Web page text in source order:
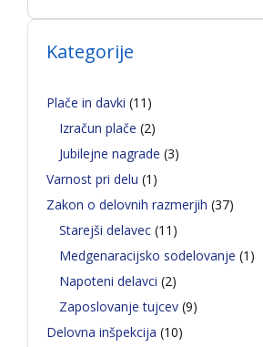
Kategorije
Plače in davki (11)
Izračun plače (2)
Jubilejne nagrade (3)
Varnost pri delu (1)
Zakon o delovnih razmerjih (37)
Starejši delavec (11)
Medgenaracijsko sodelovanje (1)
Napoteni delavci (2)
Zaposlovanje tujcev (9)
Delovna inšpekcija (10)